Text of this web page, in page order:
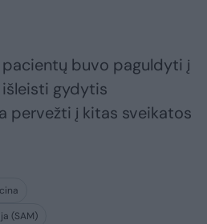
buvo paguldyti į
gydytis
pervežti į kitas sveikatos
(SAM)